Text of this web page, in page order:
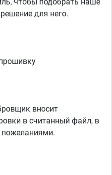
для него.
вносит
в считанный файл, в
пожеланиями.